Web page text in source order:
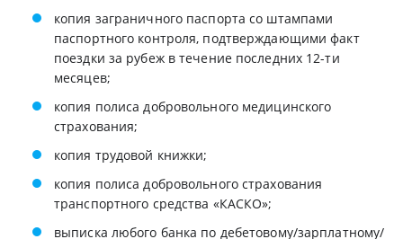
копия заграничного паспорта со штампами
паспортного контроля, подтверждающими факт
поездки за рубеж в течение последних 12-ти
месяцев;
копия полиса добровольного медицинского
страхования;
копия трудовой книжки;
копия полиса добровольного страхования
транспортного средства «КАСКО»;
выписка любого банка по дебетовому/зарплатному/